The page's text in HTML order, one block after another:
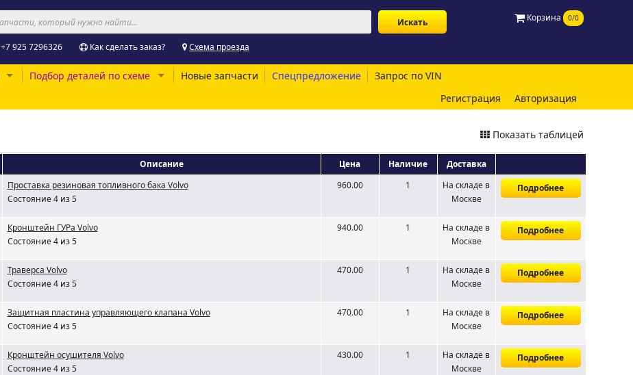
Корзина 0/0
+7 925 7296326 Как сделать заказ? Схема проезда
Подбор деталей по схеме Новые запчасти Спецпредложение
Запрос по VIN
Регистрация
Авторизация
Показать таблицей
Описание Цена Наличие
Доставка
Проставка резиновая топливного бака Volvo
Состояние 4 из 5
960.00 1 На складе в
Москве
Подробнее
Кронштейн ГУРа Volvo
Состояние 4 из 5
940.00 1 На складе в
Москве
Подробнее
Траверса Volvo
Состояние 4 из 5
470.00 1 На складе в
Москве
Подробнее
Защитная пластина управляющего клапана Volvo
Состояние 4 из 5
470.00 1 На складе в
Москве
Подробнее
Кронштейн осушителя Volvo
Состояние 4 из 5
430.00 1 На складе в
Москве
Подробнее